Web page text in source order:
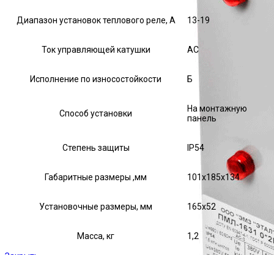
Диапазон установок теплового реле, А 13-19
Ток управляющей катушки АС
Исполнение по износостойкости Б
Способ установки
На монтажную
панель
Степень защиты IP54
Габаритные размеры ,мм 101х185х134
Установочные размеры, мм 165х52
Масса, кг 1,2